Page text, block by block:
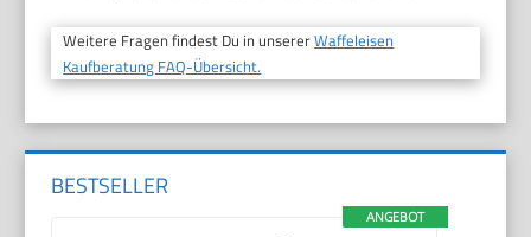
Weitere Fragen findest Du in unsererWaffeleisen
Kaufberatung FAQ-Übersicht.
BESTSELLER
ANGEBOT